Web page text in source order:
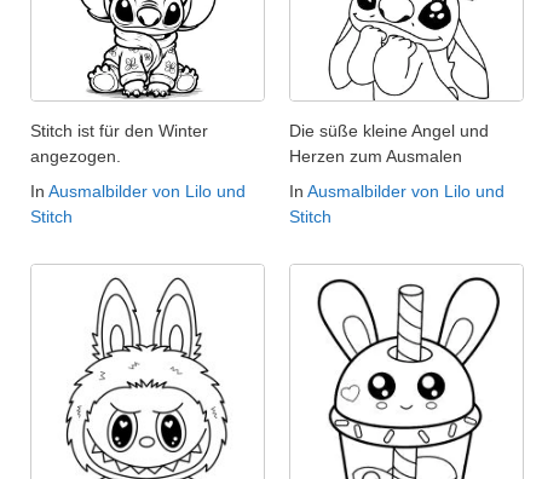
Stitch ist für den Winter
angezogen.
In Ausmalbilder von Lilo und
Stitch
Die süße kleine Angel und
Herzen zum Ausmalen
In Ausmalbilder von Lilo und
Stitch